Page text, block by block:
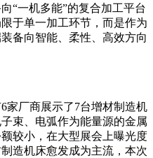
“一机多能”的复合加工平台
于单一加工环节，而是作为
备向智能、柔性、高效方向
厂商展示了7台增材制造机
束、电弧作为能量源的金属
较小，在大型展会上曝光度
造机床愈发成为主流，本次